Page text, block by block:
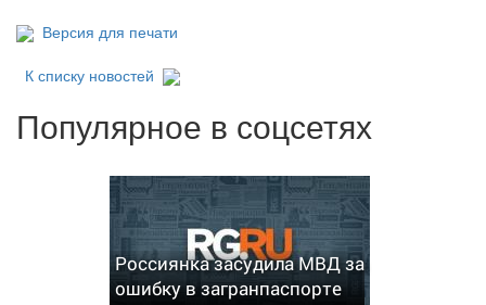
Версия для печати
К списку новостей
Популярное в соцсетях
Россиянка засудила МВД за
ошибку в загранпаспорте